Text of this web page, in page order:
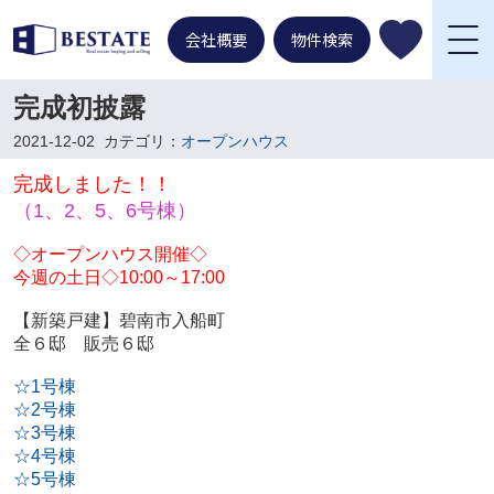
会社概要 物件検索
完成初披露
2021-12-02 カテゴリ： オープンハウス
完成しました！！
（1、2、5、6号棟）
◇オープンハウス開催◇
今週の土日◇10:00～17:00
【新築戸建】碧南市入船町
全６邸 販売６邸
☆1号棟
☆2号棟
☆3号棟
☆4号棟
☆5号棟